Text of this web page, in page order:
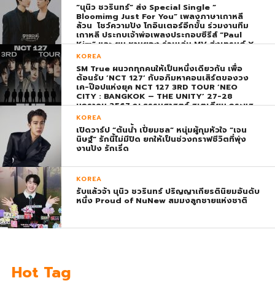
“นุนิว ชวรินทร์” ส่ง Special Single “
Bloomimg Just For You” เพลงภาษาเกาหลี
ล้วน โชว์ความปัง โกอินเตอร์อีกขั้น ร่วมงานทีม
เกาหลี ประกบเจ้าพ่อเพลงประกอบซีรีส์ “Paul
Kim” และ ยุน ชานยอง ร่วมเล่น MV ส่งเทรนด์ X
พุ่ง ติดอันดับ 1 โลก
KOREA
SM True ผนวกทุกคนให้เป็นหนึ่งเดียวกัน เพื่อ
ต้อนรับ ‘NCT 127’ กับอภิมหาคอนเสิร์ตของวง
เค-ป๊อปแห่งยุค NCT 127 3RD TOUR ‘NEO
CITY : BANGKOK – THE UNITY’ 27-28
มกราคม 2567 ณ ธรรมศาสตร์ สเตเดียม กระแส
ตอบรับยิ่งใหญ่สมการรอคอย บัตร SOLD OUT
ทุกที่นั่งทันทีที่เปิดจำหน่าย !
KOREA
เปิดวาร์ป “ต้นน้ำ เปี่ยมชล” หนุ่มผู้กุมหัวใจ “เจน
นิษฐ์” รักนี้ไม่มีปิด ยกให้เป็นช่วงกราฟชีวิตที่พุ่ง
งานปัง รักเริ่ด
KOREA
รับแล้วจ้า นุนิว ชวรินทร์ ปริญญาเกียรตินิยมอันดับ
หนึ่ง Proud of NuNew สมมงลูกชายแห่งชาติ
Hot Tag